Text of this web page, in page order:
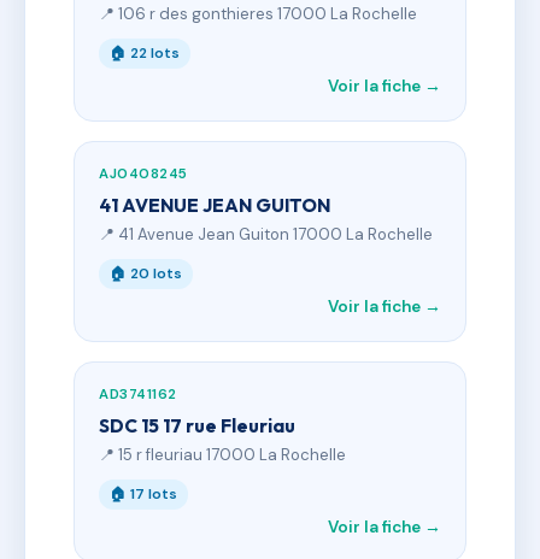
📍 106 r des gonthieres 17000 La Rochelle
🏠 22 lots
Voir la fiche →
AJ0408245
41 AVENUE JEAN GUITON
📍 41 Avenue Jean Guiton 17000 La Rochelle
🏠 20 lots
Voir la fiche →
AD3741162
SDC 15 17 rue Fleuriau
📍 15 r fleuriau 17000 La Rochelle
🏠 17 lots
Voir la fiche →